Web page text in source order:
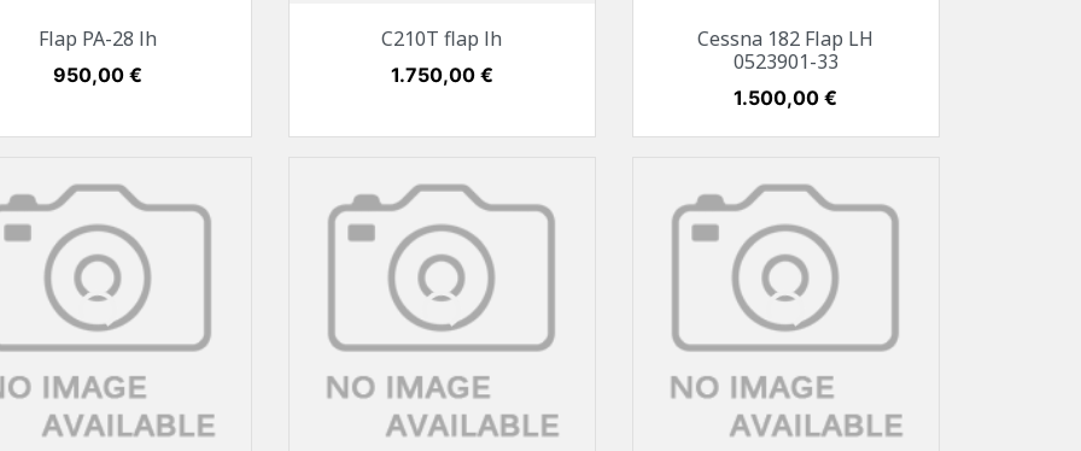
 Vorschau
Flap PA-28 lh
Preis
950,00 €
Vorschau
C210T flap lh
Preis
1.750,00 €
Vorschau
Cessna 182 Flap LH
0523901-33
Preis
1.500,00 €